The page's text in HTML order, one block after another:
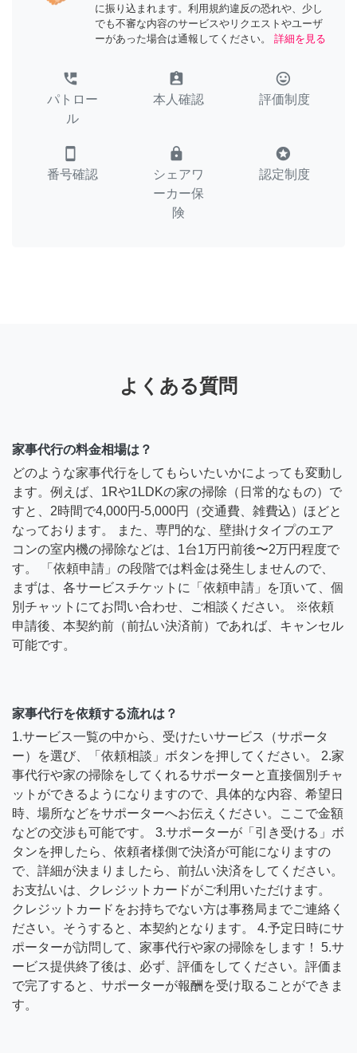
に振り込まれます。利用規約違反の恐れや、少し
でも不審な内容のサービスやリクエストやユーザ
ーがあった場合は通報してください。
詳細を見る
perm_phone_msg
パトロー
ル
assignment_ind
本人確認
tag_faces
評価制度
smartphone
番号確認
lock
シェアワ
ーカー保
険
stars
認定制度
よくある質問
家事代行の料金相場は？
どのような家事代行をしてもらいたいかによっても変動し
ます。例えば、1Rや1LDKの家の掃除（日常的なもの）で
すと、2時間で4,000円-5,000円（交通費、雑費込）ほどと
なっております。 また、専門的な、壁掛けタイプのエア
コンの室内機の掃除などは、1台1万円前後〜2万円程度で
す。 「依頼申請」の段階では料金は発生しませんので、
まずは、各サービスチケットに「依頼申請」を頂いて、個
別チャットにてお問い合わせ、ご相談ください。 ※依頼
申請後、本契約前（前払い決済前）であれば、キャンセル
可能です。
家事代行を依頼する流れは？
1.サービス一覧の中から、受けたいサービス（サポータ
ー）を選び、「依頼相談」ボタンを押してください。 2.家
事代行や家の掃除をしてくれるサポーターと直接個別チャ
ットができるようになりますので、具体的な内容、希望日
時、場所などをサポーターへお伝えください。ここで金額
などの交渉も可能です。 3.サポーターが「引き受ける」ボ
タンを押したら、依頼者様側で決済が可能になりますの
で、詳細が決まりましたら、前払い決済をしてください。
お支払いは、クレジットカードがご利用いただけます。
クレジットカードをお持ちでない方は事務局までご連絡く
ださい。そうすると、本契約となります。 4.予定日時にサ
ポーターが訪問して、家事代行や家の掃除をします！ 5.サ
ービス提供終了後は、必ず、評価をしてください。評価ま
で完了すると、サポーターが報酬を受け取ることができま
す。